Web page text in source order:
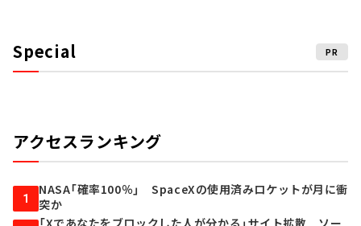
Special PR
アクセスランキング
1
NASA「確率100％」 SpaceXの使用済みロケットが月に衝
突か
「Xであなたをブロックした人が分かる」サイト拡散 ソー